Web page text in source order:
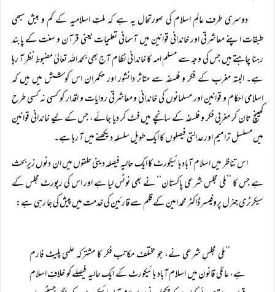
دوسری طرف عالمِ اسلام کی صورتحال یہ ہے کہ ملتِ اسلامیہ کے کم و بیش سبھی
طبقات اپنے معاشرتی اور خاندانی قوانین میں آسمانی تعلیمات یعنی قرآن و سنت کے پابند
رہنا چاہتے ہیں جس کی وجہ سے مسلم امہ کا خاندانی نظام آج بھی بحمد اللہ تعالیٰ مضبوط نظر آ رہا
ہے۔ البتہ مغرب کے فکر و فلسفہ سے متاثر دانشور اور حکمران اس کوشش میں ہیں کہ
اسلامی احکام و قوانین اور مسلمانوں کی خاندانی و معاشرتی روایات و اقدار کو کسی نہ کسی طرح
کھینچ تان کر مغربی فکر و فلسفہ کے سانچے میں فٹ کر دیا جائے، جس کے لیے خاندانی قوانین
میں مسلسل ترامیم اور عدالتی فیصلوں کا ایک طویل سلسلہ دیکھنے میں آ رہا ہے۔
اس تناظر میں اسلام آباد ہائیکورٹ کا ایک حالیہ فیصلہ دینی حلقوں میں ان دنوں زیربحث
ہے جس کا ’’ملی مجلس شرعی پاکستان‘‘ نے بھی نوٹس لیا ہے اور اس کی رپورٹ مجلس کے
سیکرٹری جنرل پروفیسر ڈاکٹر محمد امین کے قلم سے قارئین کی خدمت میں پیش کی جا رہی ہے:
’’ملی مجلسِ شرعی نے، جو مختلف مکاتب فکر کا مشترکہ علمی پلیٹ فارم
ہے، عائلی قانون میں اسلام آباد ہائیکورٹ کے ایک حالیہ فیصلے کو خلافِ اسلام